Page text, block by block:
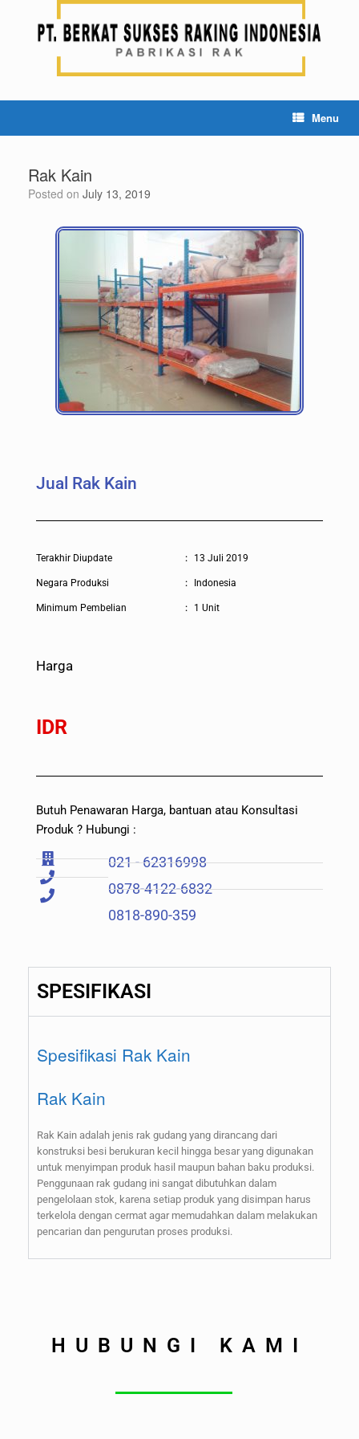
Menu
Rak Kain
Posted on July 13, 2019
Jual Rak Kain
Terakhir Diupdate
Negara Produksi
Minimum Pembelian
Harga
IDR
:
:
:
13 Juli 2019
Indonesia
1 Unit
Butuh Penawaran Harga, bantuan atau Konsultasi
Produk ? Hubungi :
021 - 62316998
0878-4122-6832
0818-890-359
SPESIFIKASI
Spesifikasi Rak Kain
Rak Kain
Rak Kain adalah jenis rak gudang yang dirancang dari
konstruksi besi berukuran kecil hingga besar yang digunakan
untuk menyimpan produk hasil maupun bahan baku produksi.
Penggunaan rak gudang ini sangat dibutuhkan dalam
pengelolaan stok, karena setiap produk yang disimpan harus
terkelola dengan cermat agar memudahkan dalam melakukan
pencarian dan pengurutan proses produksi.
HUBUNGI KAMI